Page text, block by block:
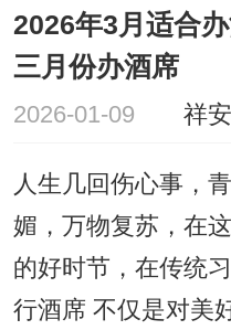
2026年3月适合
三月份办酒席
2026-01-09 祥
人生几回伤心事，
媚，万物复苏，在
的好时节，在传统
行酒席 不仅是对美